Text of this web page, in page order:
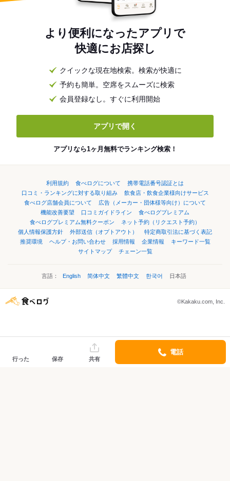
より便利になったアプリで
快適にお店探し
クイックな現在地検索。検索が快適に
予約も簡単。空席をスムーズに検索
会員登録なし。すぐに利用開始
アプリで開く
アプリなら1ヶ月無料でランキング検索！
利用規約 食べログについて
携帯電話番号認証とは
口コミ・ランキングに対する取り組み
飲食店・飲食企業様向けサービス
食べログ店舗会員について
広告（メーカー・団体様等向け）について
機能改善要望
口コミガイドライン
食べログプレミアム
食べログプレミアム無料クーポン
ネット予約（リクエスト予約）
個人情報保護方針
外部送信（オプトアウト）
特定商取引法に基づく表記
推奨環境
ヘルプ・お問い合わせ 採用情報 企業情報
キーワード一覧
サイトマップ
チェーン一覧
言語： English 简体中文 繁體中文 한국어 日本語
©Kakaku.com, Inc.
行った 保存 共有
電話